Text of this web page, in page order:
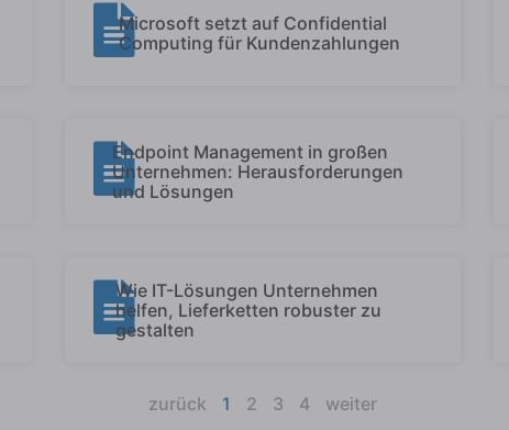
Microsoft setzt auf Confidential
Computing für Kundenzahlungen
Endpoint Management in großen
Unternehmen: Herausforderungen
und Lösungen
Wie IT-Lösungen Unternehmen
helfen, Lieferketten robuster zu
gestalten
zurück 1 2 3 4 weiter